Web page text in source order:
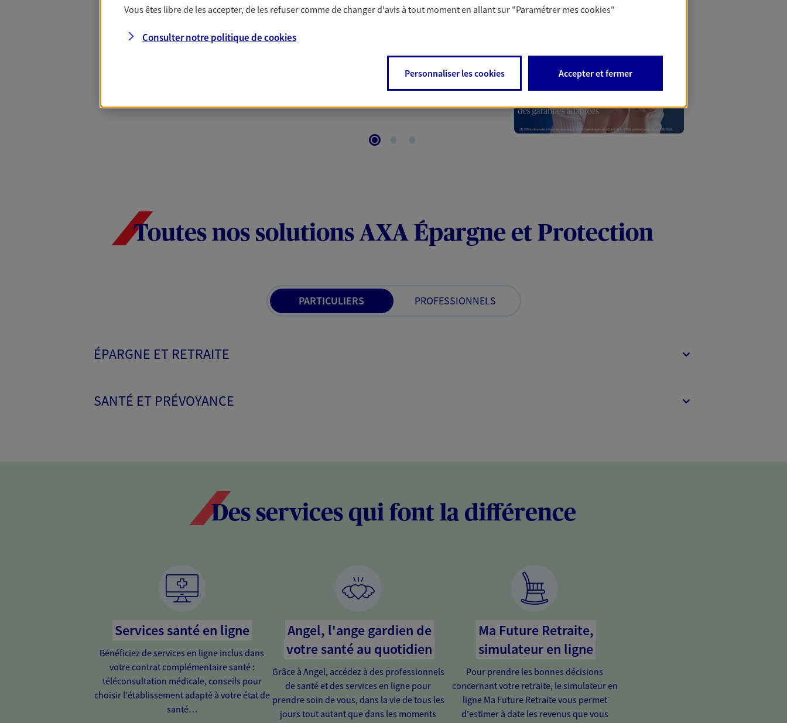
Et si préserver votre budget, c’était aussi prendre soin de votre santé ? Avec le contrat Ma
Santé d’AXA, adaptez vos garanties à votre budget et situation tout en profitant de –10% sur
votre cotisation, si vous avez 60 ans et plus ; et si vous êtes un travailleur non salarié.
Contactez-nous pour plus d’information sur l’offre et ses conditions.
Toutes nos solutions AXA Épargne et Protection
PARTICULIERS PROFESSIONNELS
ÉPARGNE ET RETRAITE
SANTÉ ET PRÉVOYANCE
Des services qui font la différence
Services santé en ligne
Bénéficiez de services en ligne inclus dans
votre contrat complémentaire santé :
téléconsultation médicale, conseils pour
choisir l'établissement adapté à votre état de
santé…
Angel, l'ange gardien de
votre santé au quotidien
Grâce à Angel, accédez à des professionnels
de santé et des services en ligne pour
prendre soin de vous, dans la vie de tous les
jours tout autant que dans les moments
Ma Future Retraite,
simulateur en ligne
Pour prendre les bonnes décisions
concernant votre retraite, le simulateur en
ligne Ma Future Retraite vous permet
d'estimer à date les revenus que vous
Vous êtes libre de les accepter, de les refuser comme de changer d'avis à tout moment en allant sur "Paramétrer mescookies"
Consulter notre politique decookies
Personnaliser les cookies Accepter et fermer